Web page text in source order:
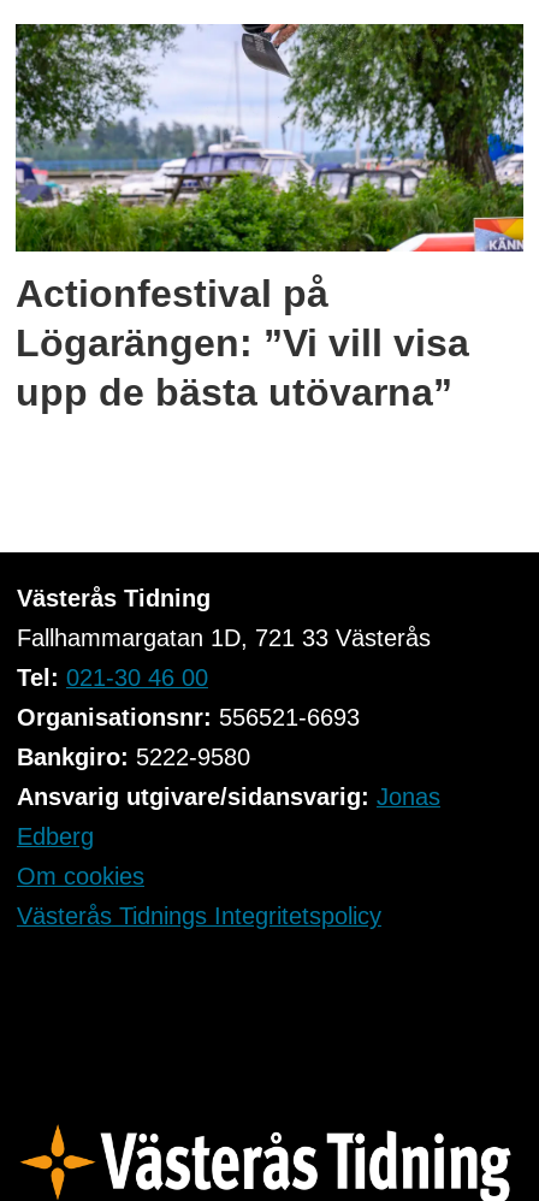
Actionfestival på
Lögarängen: ”Vi vill visa
upp de bästa utövarna”
Västerås Tidning
Fallhammargatan 1D, 721 33Västerås
Tel: 021-30 46 00
Organisationsnr: 556521-6693
Bankgiro: 5222-9580
Ansvarig utgivare/sidansvarig: Jonas
Edberg
Om cookies
Västerås Tidnings Integritetspolicy